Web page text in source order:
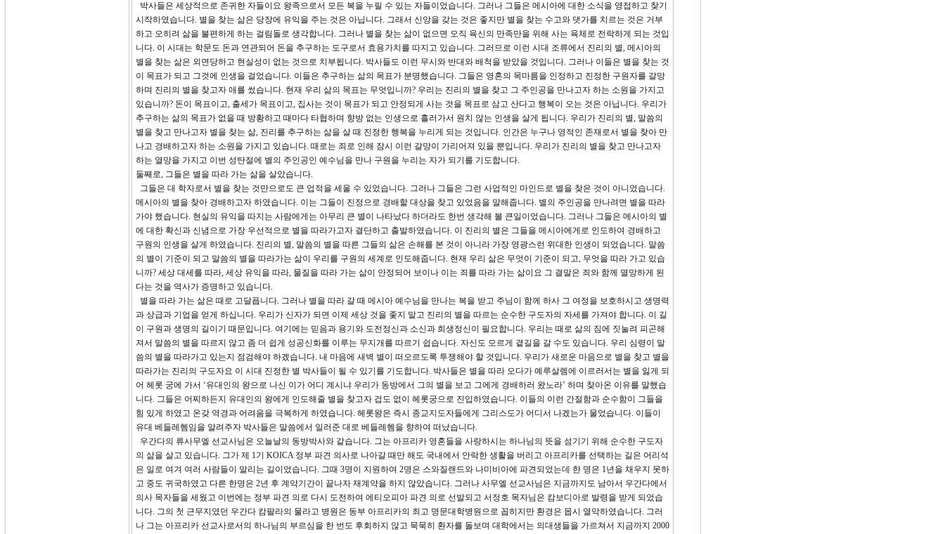
박사들은 세상적으로 존귀한 자들이요 왕족으로서 모든 복을 누릴 수 있는 자들이었습니다. 그러나 그들은 메시아에 대한 소식을 영접하고 찾기
시작하였습니다. 별을 찾는 삶은 당장에 유익을 주는 것은 아닙니다. 그래서 신앙을 갖는 것은 좋지만 별을 찾는 수고와 댓가를 치르는 것은 거부
하고 오히려 삶을 불편하게 하는 걸림돌로 생각합니다. 그러나 별을 찾는 삶이 없으면 오직 육신의 만족만을 위해 사는 육체로 전락하게 되는 것입
니다. 이 시대는 학문도 돈과 연관되어 돈을 추구하는 도구로서 효용가치를 따지고 있습니다. 그러므로 이런 시대 조류에서 진리의 별, 메시아의
별을 찾는 삶은 외면당하고 현실성이 없는 것으로 치부됩니다. 박사들도 이런 무시와 반대와 배척을 받았을 것입니다. 그러나 이들은 별을 찾는 것
이 목표가 되고 그것에 인생을 걸었습니다. 이들은 추구하는 삶의 목표가 분명했습니다. 그들은 영혼의 목마름을 인정하고 진정한 구원자를 갈망
하며 진리의 별을 찾고자 애를 썼습니다. 현재 우리 삶의 목표는 무엇입니까? 우리는 진리의 별을 찾고 그 주인공을 만나고자 하는 소원을 가지고
있습니까? 돈이 목표이고, 출세가 목표이고, 집사는 것이 목표가 되고 안정되게 사는 것을 목표로 삼고 산다고 행복이 오는 것은 아닙니다. 우리가
추구하는 삶의 목표가 없을 때 방황하고 때마다 타협하며 향방 없는 인생으로 흘러가서 원치 않는 인생을 살게 됩니다. 우리가 진리의 별, 말씀의
별을 찾고 만나고자 별을 찾는 삶, 진리를 추구하는 삶을 살 때 진정한 행복을 누리게 되는 것입니다. 인간은 누구나 영적인 존재로서 별을 찾아 만
나고 경배하고자 하는 소원을 가지고 있습니다. 때로는 죄로 인해 잠시 이런 갈망이 가리어져 있을 뿐입니다. 우리가 진리의 별을 찾고 만나고자
하는 열망을 가지고 이번 성탄절에 별의 주인공인 예수님을 만나 구원을 누리는 자가 되기를 기도합니다.
둘째로, 그들은 별을 따라 가는 삶을 살았습니다.
그들은 대 학자로서 별을 찾는 것만으로도 큰 업적을 세울 수 있었습니다. 그러나 그들은 그런 사업적인 마인드로 별을 찾은 것이 아니었습니다.
메시아의 별을 찾아 경배하고자 하였습니다. 이는 그들이 진정으로 경배할 대상을 찾고 있었음을 말해줍니다. 별의 주인공을 만나려면 별을 따라
가야 했습니다. 현실의 유익을 따지는 사람에게는 아무리 큰 별이 나타났다 하더라도 한번 생각해 볼 큰일이었습니다. 그러나 그들은 메시아의 별
에 대한 확신과 신념으로 가장 우선적으로 별을 따라가고자 결단하고 출발하였습니다. 이 진리의 별은 그들을 메시아에게로 인도하여 경배하고
구원의 인생을 살게 하였습니다. 진리의 별, 말씀의 별을 따른 그들의 삶은 손해를 본 것이 아니라 가장 영광스런 위대한 인생이 되었습니다. 말씀
의 별이 기준이 되고 말씀의 별을 따라가는 삶이 우리를 구원의 세계로 인도해줍니다. 현재 우리 삶은 무엇이 기준이 되고, 무엇을 따라 가고 있습
니까? 세상 대세를 따라, 세상 유익을 따라, 물질을 따라 가는 삶이 안정되어 보이나 이는 죄를 따라 가는 삶이요 그 결말은 죄와 함께 멸망하게 된
다는 것을 역사가 증명하고 있습니다.
별을 따라 가는 삶은 때로 고달픕니다. 그러나 별을 따라 갈 때 메시아 예수님을 만나는 복을 받고 주님이 함께 하사 그 여정을 보호하시고 생명력
과 상급과 기업을 얻게 하십니다. 우리가 신자가 되면 이제 세상 것을 좇지 말고 진리의 별을 따르는 순수한 구도자의 자세를 가져야 합니다. 이 길
이 구원과 생명의 길이기 때문입니다. 여기에는 믿음과 용기와 도전정신과 소신과 희생정신이 필요합니다. 우리는 때로 삶의 짐에 짓눌려 피곤해
져서 말씀의 별을 따르지 않고 좀 더 쉽게 성공신화를 이루는 무지개를 따르기 쉽습니다. 자신도 모르게 곁길을 갈 수도 있습니다. 우리 심령이 말
씀의 별을 따라가고 있는지 점검해야 하겠습니다. 내 마음에 새벽 별이 떠오르도록 투쟁해야 할 것입니다. 우리가 새로운 마음으로 별을 찾고 별을
따라가는 진리의 구도자요 이 시대 진정한 별 박사들이 될 수 있기를 기도합니다. 박사들은 별을 따라 오다가 예루살렘에 이르러서는 별을 잃게 되
어 헤롯 궁에 가서 ‘유대인의 왕으로 나신 이가 어디 계시냐 우리가 동방에서 그의 별을 보고 그에게 경배하러 왔노라’ 하며 찾아온 이유를 말했습
니다. 그들은 어찌하든지 유대인의 왕에게 인도해줄 별을 찾고자 겁도 없이 헤롯궁으로 진입하였습니다. 이들의 이런 간절함과 순수함이 그들을
힘 있게 하였고 온갖 역경과 어려움을 극복하게 하였습니다. 헤롯왕은 즉시 종교지도자들에게 그리스도가 어디서 나겠는가 물었습니다. 이들이
유대 베들레헴임을 알려주자 박사들은 말씀에서 일러준 대로 베들레헴을 향하여 떠났습니다.
우간다의 류사무엘 선교사님은 오늘날의 동방박사와 같습니다. 그는 아프리카 영혼들을 사랑하시는 하나님의 뜻을 섬기기 위해 순수한 구도자
의 삶을 살고 있습니다. 그가 제 1기 KOICA 정부 파견 의사로 나아갈 때만 해도 국내에서 안락한 생활을 버리고 아프리카를 선택하는 길은 어리석
은 일로 여겨 여러 사람들이 말리는 길이었습니다. 그때 3명이 지원하여 2명은 스와질랜드와 나미비아에 파견되었는데 한 명은 1년을 채우지 못하
고 중도 귀국하였고 다른 한명은 2년 후 계약기간이 끝나자 재계약을 하지 않았습니다. 그러나 사무엘 선교사님은 지금까지도 남아서 우간다에서
의사 목자들을 세웠고 이번에는 정부 파견 의로 다시 도전하여 에티오피아 파견 의로 선발되고 서정호 목자님은 캄보디아로 발령을 받게 되었습
니다. 그의 첫 근무지였던 우간다 캄팔라의 물라고 병원은 동부 아프리카의 최고 명문대학병원으로 꼽히지만 환경은 몹시 열악하였습니다. 그러
나 그는 아프리카 선교사로서의 하나님의 부르심을 한 번도 후회하지 않고 묵묵히 환자를 돌보며 대학에서는 의대생들을 가르쳐서 지금까지 2000